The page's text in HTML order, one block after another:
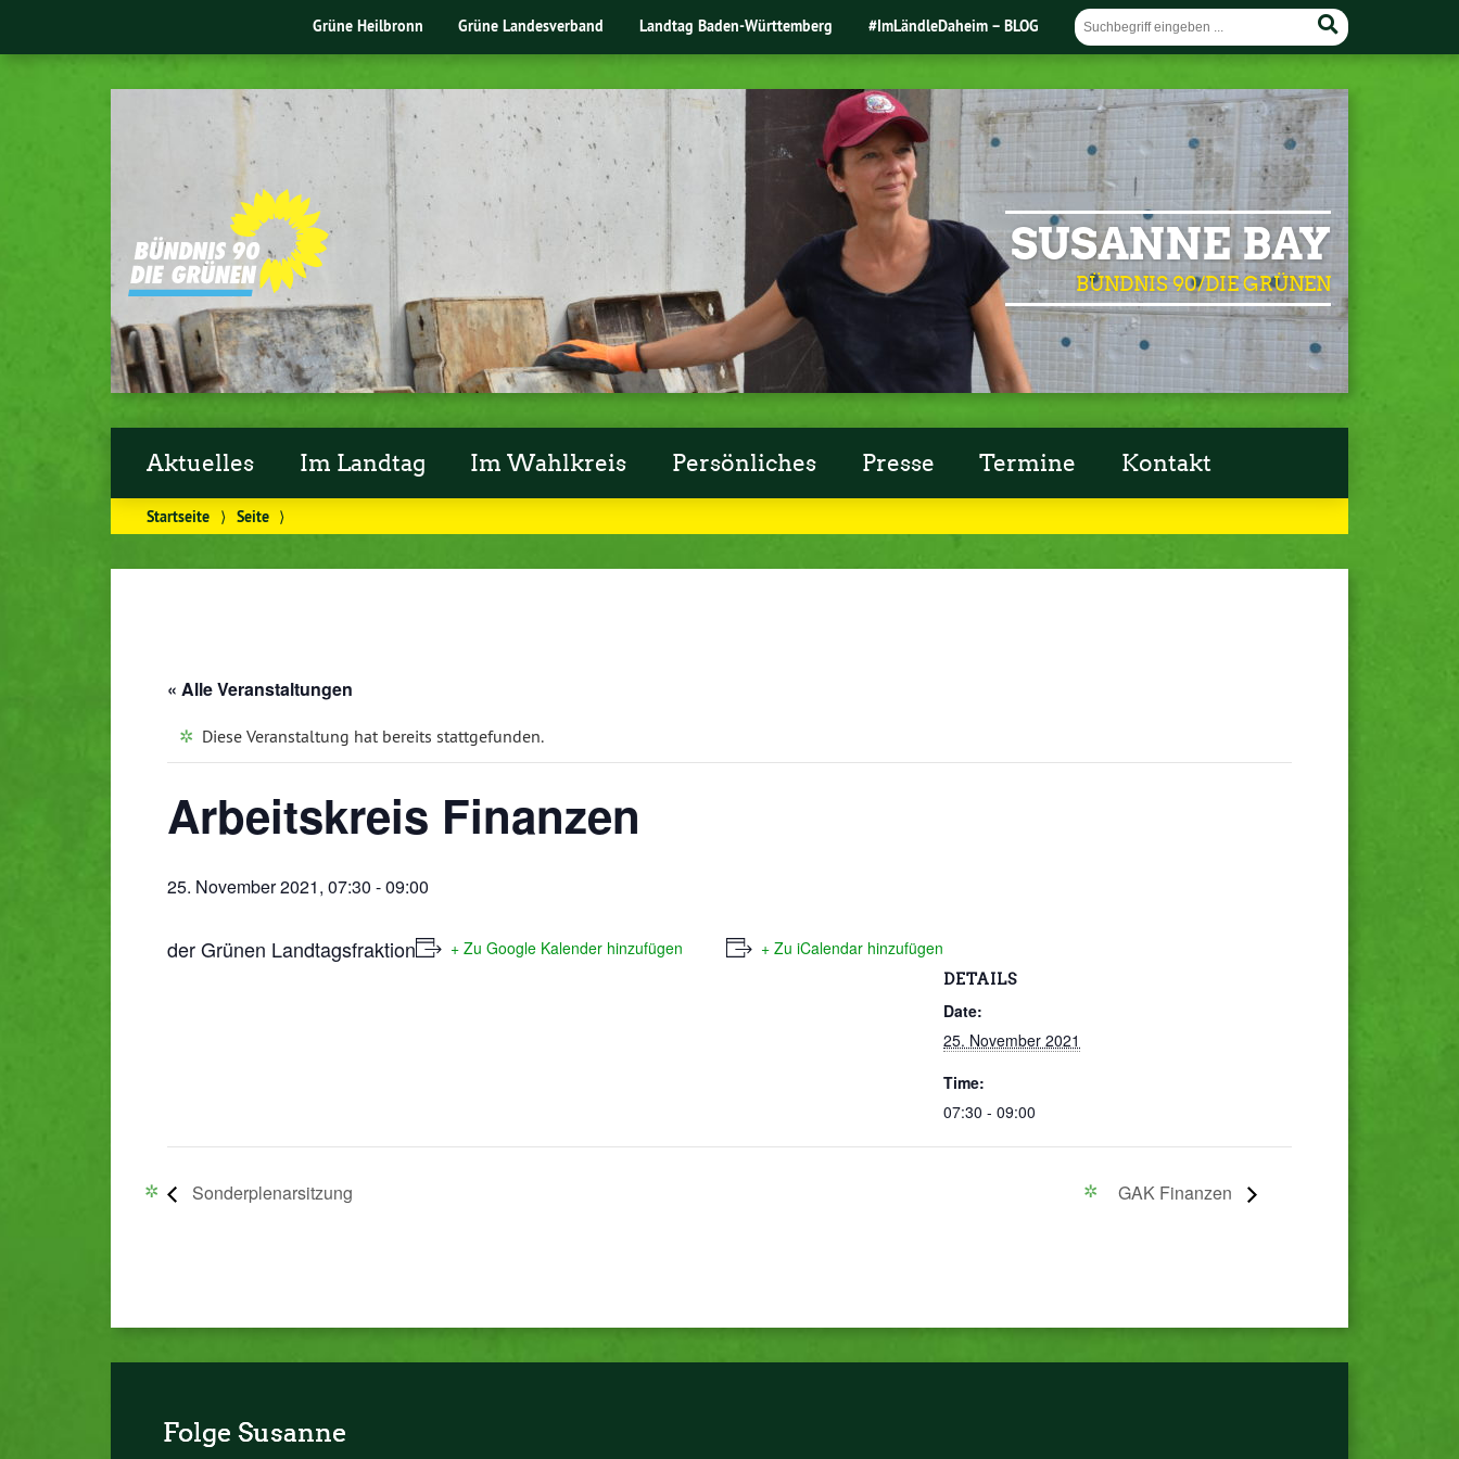
Grüne Heilbronn Grüne Landesverband Landtag Baden-Württemberg #ImLändleDaheim – BLOG
SUSANNE BAY
BÜNDNIS 90/DIE GRÜNEN
Aktuelles Im Landtag Im Wahlkreis Persönliches Presse Termine Kontakt
Startseite ⟩ Seite ⟩
« Alle Veranstaltungen
Diese Veranstaltung hat bereits stattgefunden.
Arbeitskreis Finanzen
25. November 2021, 07:30 -09:00
der Grünen Landtagsfraktion + Zu Google Kalender hinzufügen + Zu iCalendar hinzufügen
DETAILS
Date:
25. November 2021
Time:
07:30 - 09:00
Sonderplenarsitzung GAK Finanzen
Folge Susanne